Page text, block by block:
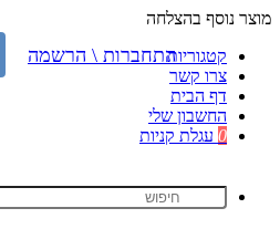
מוצר נוסף בהצלחה
קטגוריות
צרו קשר
דף הבית
החשבון שלי
0 עגלת קניות
התחברות \ הרשמה